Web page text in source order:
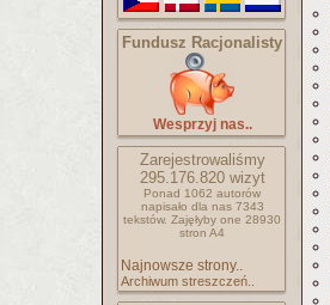
Fundusz Racjonalisty
Wesprzyj nas..
Zarejestrowaliśmy
295.176.820wizyt
Ponad 1062 autorów
napisało dla nas 7343
tekstów. Zajęłyby one 28930
stron A4
Najnowsze strony..
Archiwum streszczeń..